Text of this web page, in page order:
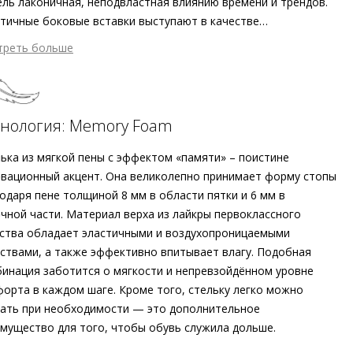
по 4 347 ₽ раз в 2 недели
о сервисе можно узнать наdolyame.ru
боковые вставки выступают в качестве
акцента, который также заботится о
посадке. Миниатюрный каблук подчёркивает
ботильонов оттенка хаки, в то время как крайне
подошва защищает от скольжения. Наряду с чрезвычайно
заботится стелька из пены с эффектом «памяти».
принимать форму стопы при каждом шаге – секрет
комфорта. Долговечные, многогранные,
– при создании этой модели в оттенке хаки Högl
сделали ставку на этичное и экологически безопасное
больше
Memory Foam
из мягкой пены с эффектом «памяти» – поистине
акцент. Она великолепно принимает форму стопы
пене толщиной 8 мм в области пятки и 6 мм в
части. Материал верха из лайкры первоклассного
обладает эластичными и воздухопроницаемыми
а также эффективно впитывает влагу. Подобная
заботится о мягкости и непревзойдённом уровне
в каждом шаге. Кроме того, стельку легко можно
при необходимости — это дополнительное
для того, чтобы обувь служила дольше.